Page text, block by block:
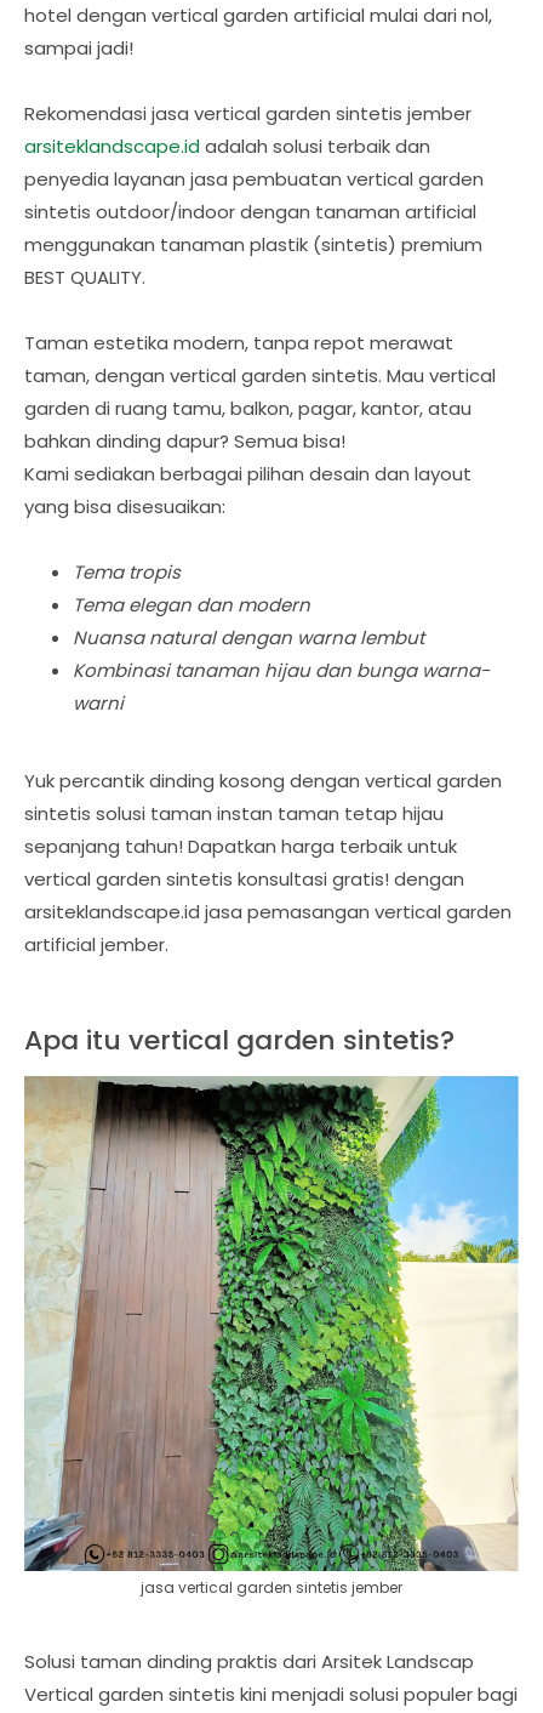
hotel dengan vertical garden artificial mulai dari nol,
sampai jadi!
Rekomendasi jasa vertical garden sintetis jember
arsiteklandscape.id adalah solusi terbaik dan
penyedia layanan jasa pembuatan vertical garden
sintetis outdoor/indoor dengan tanaman artificial
menggunakan tanaman plastik (sintetis) premium
BEST QUALITY.
Taman estetika modern, tanpa repot merawat
taman, dengan vertical garden sintetis. Mau vertical
garden di ruang tamu, balkon, pagar, kantor, atau
bahkan dinding dapur? Semua bisa!
Kami sediakan berbagai pilihan desain dan layout
yang bisa disesuaikan:
Tema tropis
Tema elegan dan modern
Nuansa natural dengan warna lembut
Kombinasi tanaman hijau dan bunga warna-
warni
Yuk percantik dinding kosong dengan vertical garden
sintetis solusi taman instan taman tetap hijau
sepanjang tahun! Dapatkan harga terbaik untuk
vertical garden sintetis konsultasi gratis! dengan
arsiteklandscape.id jasa pemasangan vertical garden
artificial jember.
Apa itu vertical garden sintetis?
jasa vertical garden sintetis jember
Solusi taman dinding praktis dari Arsitek Landscap
Vertical garden sintetis kini menjadi solusi populer bagi